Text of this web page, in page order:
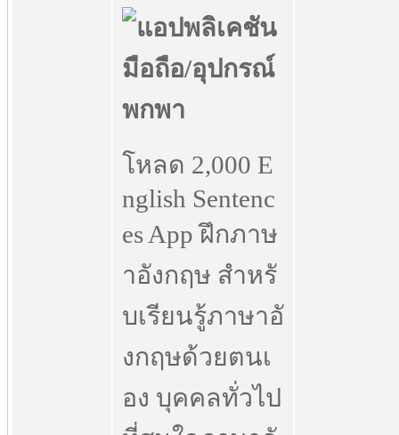
โหลด 2,000 E
nglish Sentenc
es App ฝึกภาษ
าอังกฤษ สำหรั
บเรียนรู้ภาษาอั
งกฤษด้วยตนเ
อง บุคคลทั่วไป